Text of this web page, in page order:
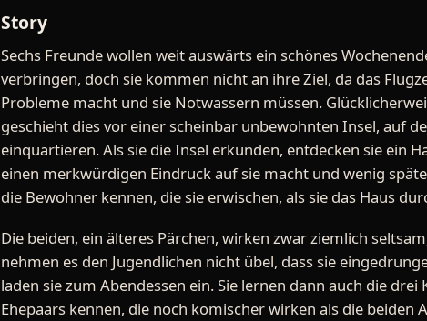
Story
Sechs Freunde wollen weit auswärts ein schönes
verbringen, doch sie kommen nicht an ihre Ziel, da das
Probleme macht und sie Notwassern müssen.
geschieht dies vor einer scheinbar unbewohnten Insel, auf
einquartieren. Als sie die Insel erkunden, entdecken sie ein
einen merkwürdigen Eindruck auf sie macht und wenig
die Bewohner kennen, die sie erwischen, als sie das Haus
Die beiden, ein älteres Pärchen, wirken zwar ziemlich
nehmen es den Jugendlichen nicht übel, dass sie
laden sie zum Abendessen ein. Sie lernen dann auch die drei
Ehepaars kennen, die noch komischer wirken als die beiden